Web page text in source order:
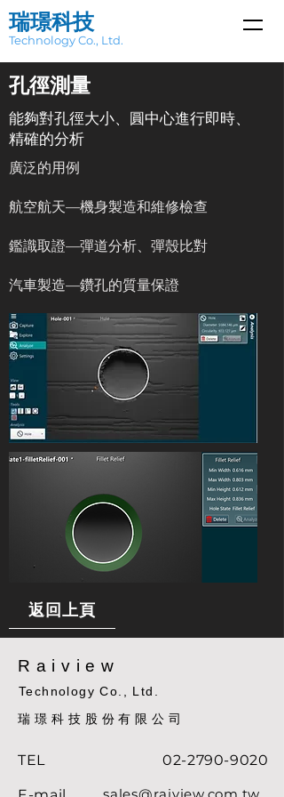
瑞璟科技
Technology Co., Ltd.
孔徑測量
能夠對孔徑大小、圓中心進行即時、
精確的分析
廣泛的用例
航空航天—機身製造和維修檢查
鑑識取證—彈道分析、彈殼比對
汽車製造—鑽孔的質量保證
返回上頁
Raiview
Technology Co., Ltd.
​瑞璟科技股份有限公司
TEL
02-2790-9020